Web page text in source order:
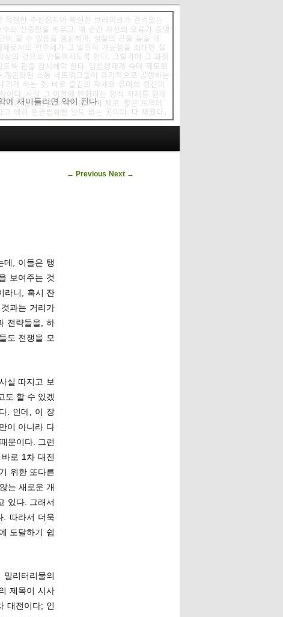
에 재미들리면 악이 된다.
Post navigation
← Previous Next →
데, 이들은 탱
보여주는 것
라니, 혹시 잔
과는 거리가
전략들을, 하
도 전쟁을 모
실 따지고 보
도 할 수 있겠
. 인데, 이 장
이 아니라 다
문이다. 그런
로 1차 대전
위한 또다른
는 새로운 개
있다. 그래서
. 따라서 더욱
도달하기 쉽
리터리물의
제목이 시사
대전이다; 인